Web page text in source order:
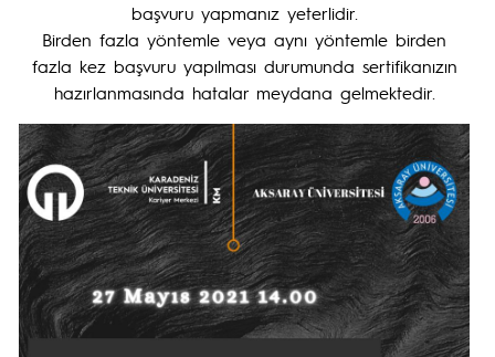
başvuru yapmanız yeterlidir.
Birden fazla yöntemle veya aynı yöntemle birden
fazla kez başvuru yapılması durumunda sertifikanızın
hazırlanmasında hatalar meydana gelmektedir.